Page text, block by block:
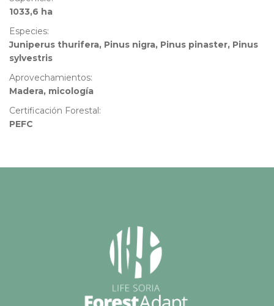
1033,6 ha
Especies:
Juniperus thurifera, Pinus nigra, Pinus pinaster, Pinus
sylvestris
Aprovechamientos:
Madera, micología
Certificación Forestal:
PEFC